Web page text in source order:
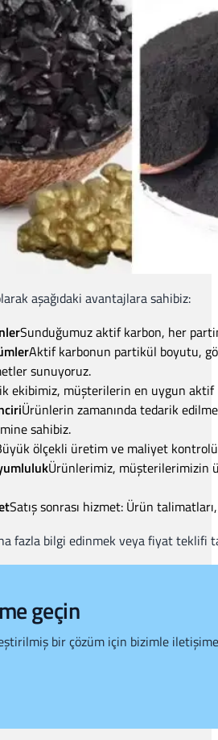
aşağıdaki avantajlara sahibiz:
Sunduğumuz aktif karbon, her
Aktif karbonun partikül boyutu,
sunuyoruz.
ekibimiz, müşterilerin en uygun aktif
Ürünlerin zamanında tedarik
sahibiz.
ölçekli üretim ve maliyet
Ürünlerimiz, müşterilerimizin
Satış sonrası hizmet: Ürün
fazla bilgi edinmek veya fiyat
geçin
bir çözüm için bizimle